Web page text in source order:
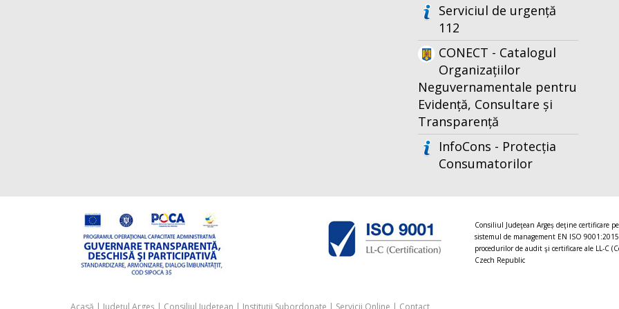
Serviciul de urgență
112
CONECT - Catalogul
Organizațiilor
Neguvernamentale pentru
Evidență, Consultare și
Transparență
InfoCons - Protecția
Consumatorilor
Consiliul Judeţean Argeș deţine certificare
sistemul de management EN ISO
procedurilor de audit şi certificare ale LL-C
Czech Republic
Acasă | Județul Argeș | Consiliul Județean | Instituții Subordonate | Servicii Online | Contact